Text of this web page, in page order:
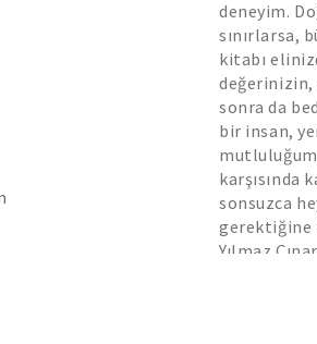
deneyim.
sınırlarsa,
kitabı
değerinizin,
sonra da
bir insan,
karşısında
sonsuzca
gerektiğine
Yılmaz